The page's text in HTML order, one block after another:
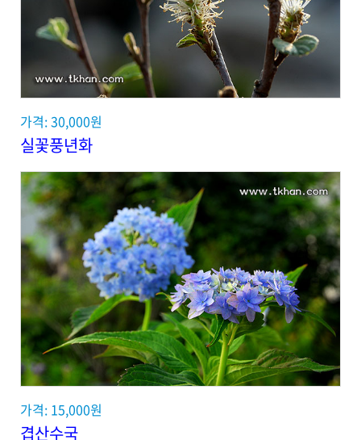
가격: 30,000원
실꽃풍년화
가격: 15,000원
겹산수국